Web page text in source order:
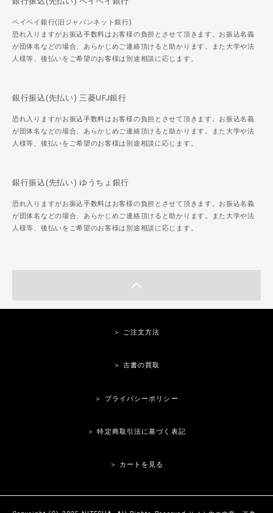
ペイペイ銀行(旧ジャパンネット銀行)
恐れ入りますがお振込手数料はお客様の負担とさせて頂きます。お振込名義
が団体名などの場合、あらかじめご連絡頂けると助かります。また大学や法
人様等、後払いをご希望のお客様は別途相談に応じます。
銀行振込(先払い) 三菱UFJ銀行
恐れ入りますがお振込手数料はお客様の負担とさせて頂きます。お振込名義
が団体名などの場合、あらかじめご連絡頂けると助かります。また大学や法
人様等、後払いをご希望のお客様は別途相談に応じます。
銀行振込(先払い) ゆうちょ銀行
恐れ入りますがお振込手数料はお客様の負担とさせて頂きます。お振込名義
が団体名などの場合、あらかじめご連絡頂けると助かります。また大学や法
人様等、後払いをご希望のお客様は別途相談に応じます。
＞ ご注文方法
＞ 古書の買取
＞ プライバシーポリシー
＞ 特定商取引法に基づく表記
＞ カートを見る